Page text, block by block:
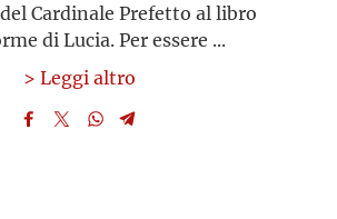
Cardinale Prefetto al libro
di Lucia. Per essere ...
> Leggi altro